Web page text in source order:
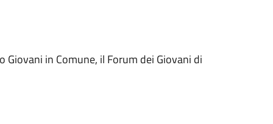
in Comune, il Forum dei Giovani di